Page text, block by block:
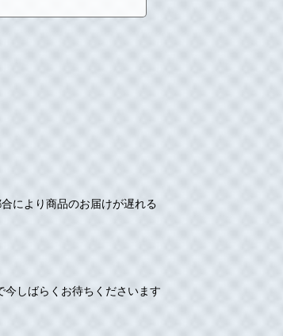
により商品のお届けが遅れる
しばらくお待ちくださいます